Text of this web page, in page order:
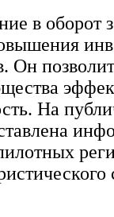
в оборот
Он
На